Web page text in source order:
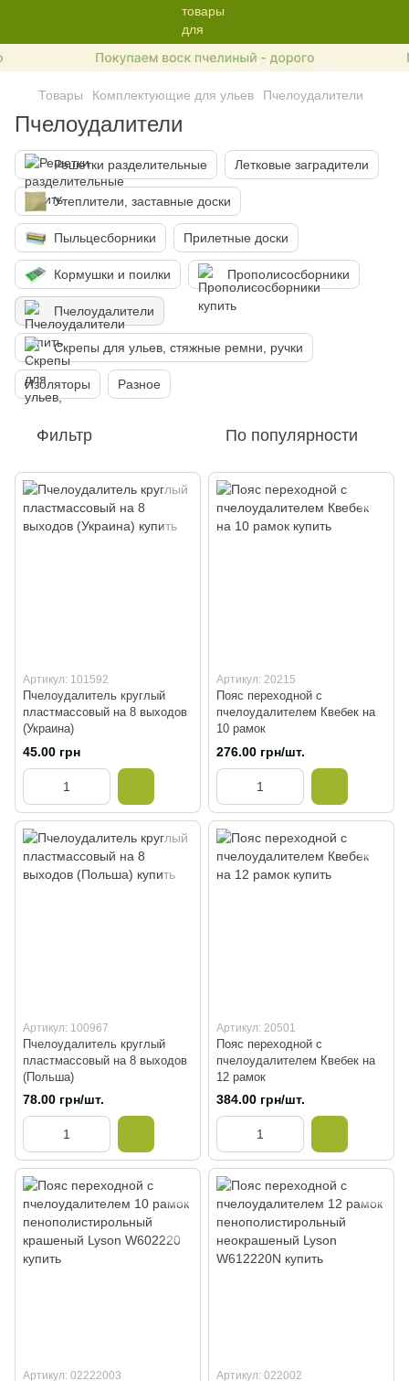
Товары Комплектующие для ульев Пчелоудалители
Пчелоудалители
Решетки разделительные Летковые заградители
Утеплители, заставные доски
Пыльцесборники Прилетные доски
Кормушки и поилки Прополисосборники
Пчелоудалители
Скрепы для ульев, стяжные ремни, ручки
Изоляторы Разное
Фильтр По популярности
Артикул: 101592
Пчелоудалитель круглый
пластмассовый на 8 выходов
(Украина)
45.00 грн
Артикул: 20215
Пояс переходной с
пчелоудалителем Квебек на
10 рамок
276.00 грн/шт.
Артикул: 100967
Пчелоудалитель круглый
пластмассовый на 8 выходов
(Польша)
78.00 грн/шт.
Артикул: 20501
Пояс переходной с
пчелоудалителем Квебек на
12 рамок
384.00 грн/шт.
Артикул: 02222003 Артикул: 022002